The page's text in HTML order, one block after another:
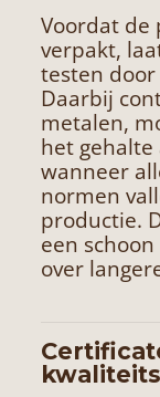
Voordat de
verpakt,
testen
Daarbij
metalen,
het gehalte
wanneer
normen
productie.
een
over